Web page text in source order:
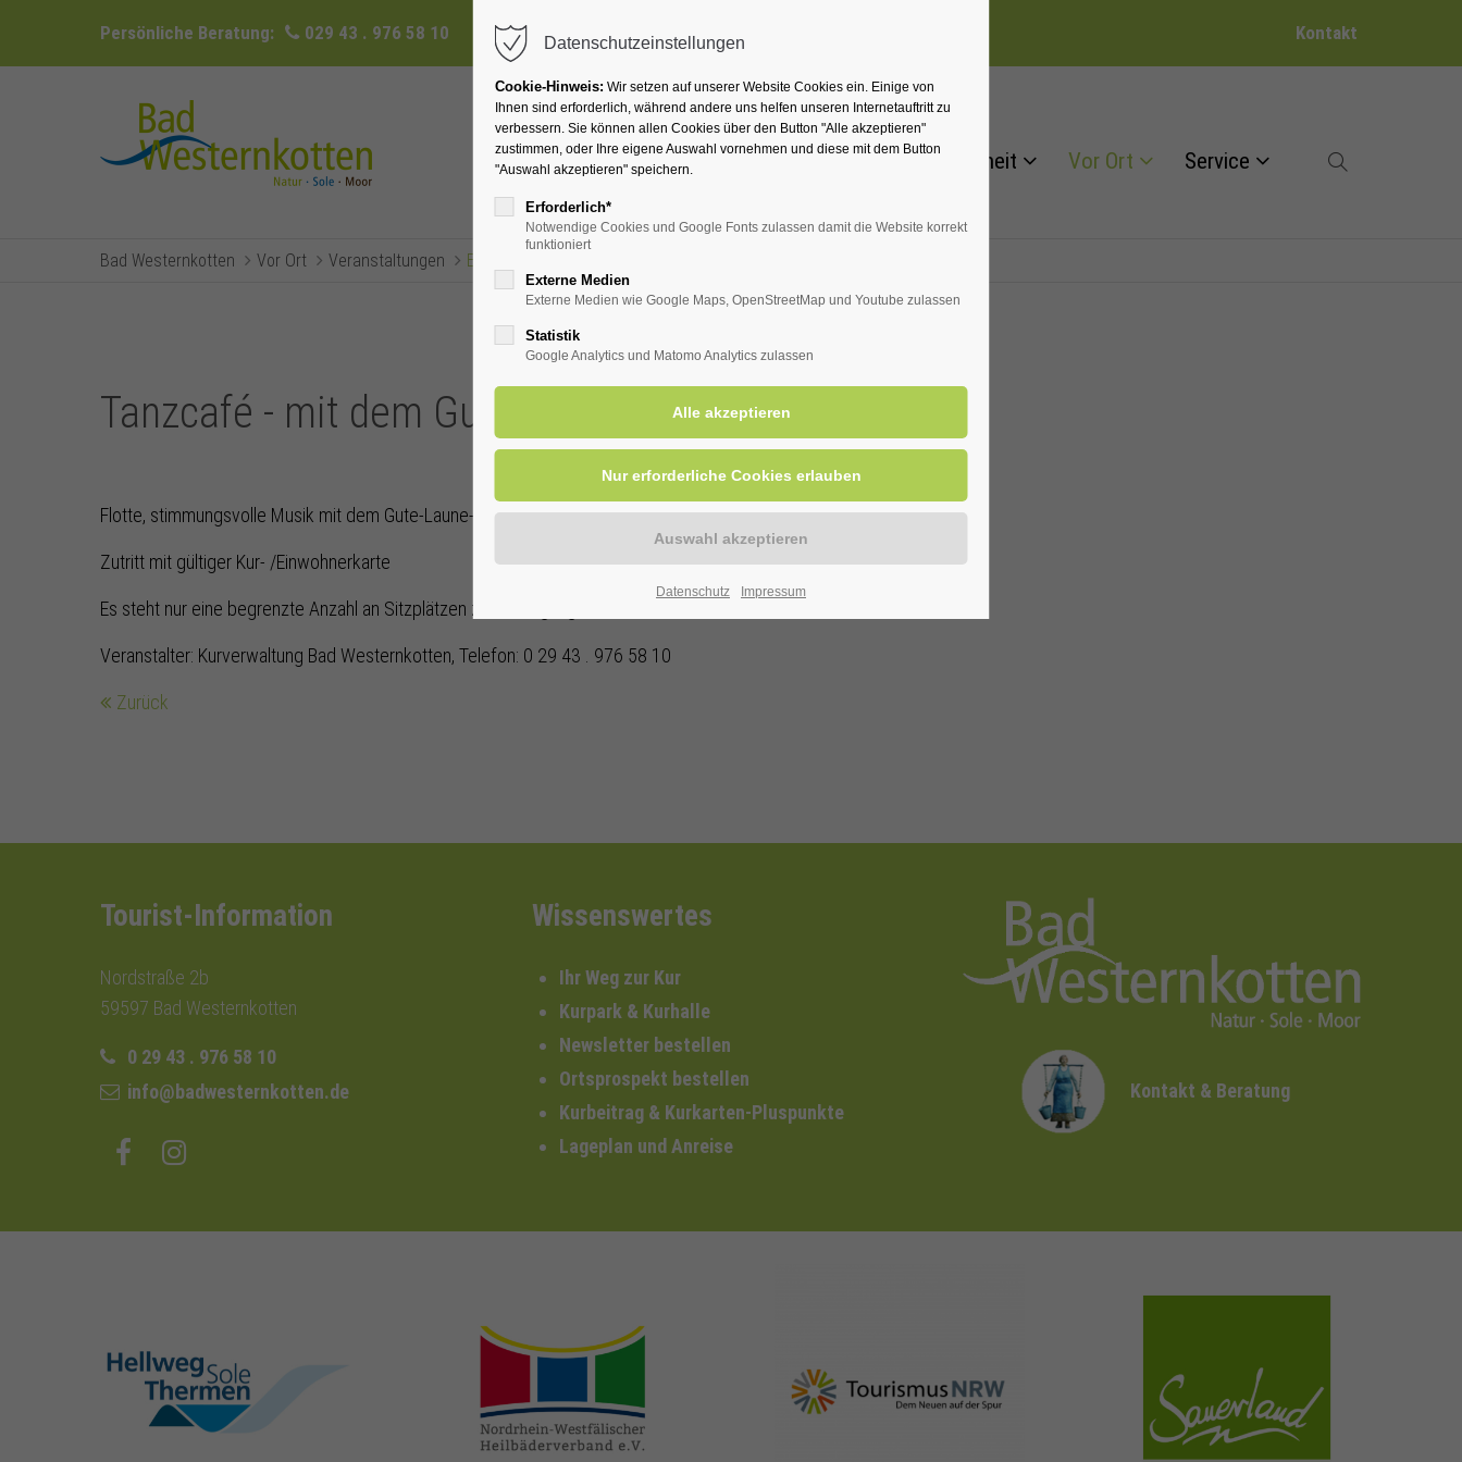
Persönliche Beratung: 029 43 . 976 58 10 info@badwesternkotten.de Kontakt
Ihr Heilbad Übernachten Für Ihre Gesundheit Vor Ort Service
Bad Westernkotten Vor Ort Veranstaltungen Eventsreader (Timeline)
Tanzcafé - mit dem Gute Laune Duo
ORT: KURHALLE
Flotte, stimmungsvolle Musik mit dem Gute-Laune-Duo
Zutritt mit gültiger Kur- /Einwohnerkarte
Es steht nur eine begrenzte Anzahl an Sitzplätzen zur Verfügung!
Veranstalter: Kurverwaltung Bad Westernkotten, Telefon: 0 29 43 . 976 58 10
Zurück
Tourist-Information
Nordstraße 2b
59597 Bad Westernkotten
0 29 43 . 976 58 10
info@badwesternkotten.de
Wissenswertes
Ihr Weg zur Kur
Kurpark & Kurhalle
Newsletter bestellen
Ortsprospekt bestellen
Kurbeitrag & Kurkarten-Pluspunkte
Lageplan und Anreise
Kontakt & Beratung
hellweg-sole-
thermen.de
heilbaeder.de
nrw-tourismus.de sauerland.com
Datenschutzeinstellungen
Cookie-Hinweis: Wir setzen auf unserer Website Cookies ein. Einige von
Ihnen sind erforderlich, während andere uns helfen unseren Internetauftritt zu
verbessern. Sie können allen Cookies über den Button "Alle akzeptieren"
zustimmen, oder Ihre eigene Auswahl vornehmen und diese mit dem Button
"Auswahl akzeptieren" speichern.
Erforderlich*
Notwendige Cookies und Google Fonts zulassen damit die Website korrekt
funktioniert
Externe Medien
Externe Medien wie Google Maps, OpenStreetMap und Youtube zulassen
Statistik
Google Analytics und Matomo Analytics zulassen
Datenschutz Impressum